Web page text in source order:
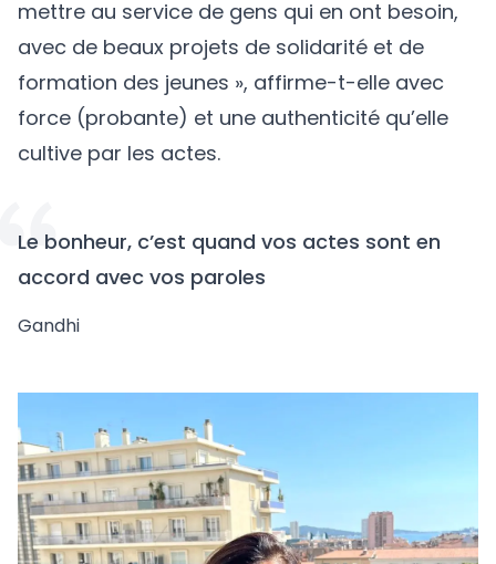
mettre au service de gens qui en ont besoin,
avec de beaux projets de solidarité et de
formation des jeunes », affirme-t-elle avec
force (probante) et une authenticité qu’elle
cultive par les actes.
Le bonheur, c’est quand vos actes sont en
accord avec vos paroles
Gandhi